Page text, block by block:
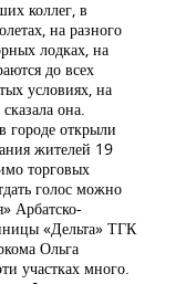
коллег, в
на разного
лодках, на
до всех
условиях, на
она.
городе открыли
жителей 19
торговых
голос можно
Арбатско-
«Дельта» ТГК
Ольга
участках много.